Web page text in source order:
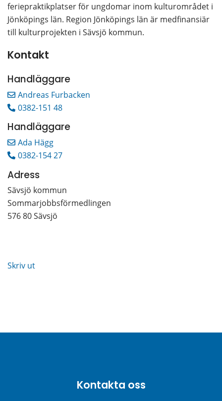
feriepraktikplatser för ungdomar inom kulturområdet i
Jönköpings län. Region Jönköpings län är medfinansiär
till kulturprojekten i Sävsjö kommun.
Kontakt
Handläggare
Andreas Furbacken
0382-151 48
Handläggare
Ada Hägg
0382-154 27
Adress
Sävsjö kommun
Sommarjobbsförmedlingen
576 80 Sävsjö
Skriv ut
Kontakta oss